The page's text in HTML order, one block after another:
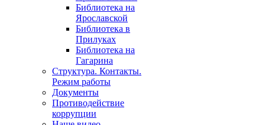
Библиотека на
Ярославской
Библиотека в
Прилуках
Библиотека на
Гагарина
Структура. Контакты.
Режим работы
Документы
Противодействие
коррупции